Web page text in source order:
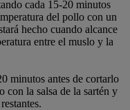
cada 15-20 minutos
del pollo con un
hecho cuando alcance
entre el muslo y la
minutos antes de cortarlo
con la salsa de la sartén y